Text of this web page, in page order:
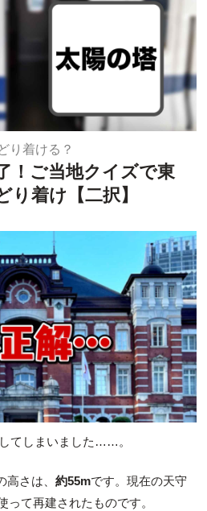
り着ける？
！ご当地クイズで東
着け【二択】
てしまいました……。
さは、 約55mです。現在の天守
って再建されたものです。